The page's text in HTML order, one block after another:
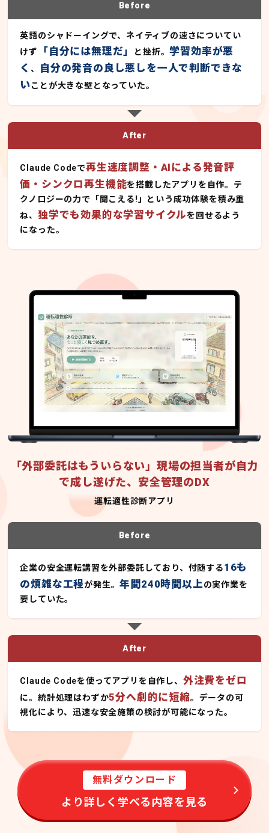
Before
英語のシャドーイングで、ネイティブの速さについてい
けず
「自分には無理だ」 と挫折。学習効率が悪
く、
自分の発音の良し悪しを一人で判断できな
いことが大きな壁となっていた。
After
Claude Codeで再生速度調整・AIによる発音評
価・シンクロ再生機能を搭載したアプリを自作。テ
クノロジーの力で「聞こえる!」という成功体験を積み重
ね、独学でも効果的な学習サイクルを回せるよう
になった。
「外部委託はもういらない」現場の担当者が自力
で成し遂げた、安全管理のDX
運転適性診断アプリ
Before
企業の安全運転講習を外部委託しており、付随する16も
の煩雑な工程が発生。年間240時間以上の実作業を
要していた。
After
Claude Codeを使ってアプリを自作し、 外注費をゼロ
に。統計処理はわずか5分へ劇的に短縮。データの可
視化により、迅速な安全施策の検討が可能になった。
無料ダウンロード
より詳しく学べる内容を見る